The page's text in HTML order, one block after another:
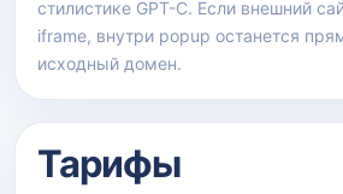
стилистике GPT-C. Если внешний
iframe, внутри popup останется
исходный домен.
Тарифы